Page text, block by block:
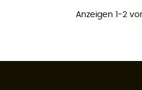
Anzeigen 1-2